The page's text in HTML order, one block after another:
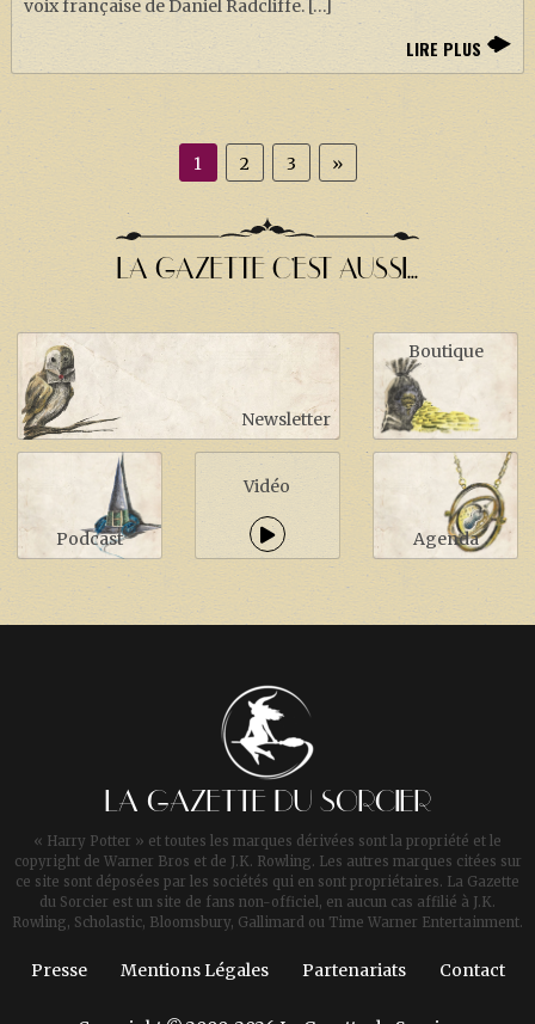
voix française de Daniel Radcliffe. […]
LIRE PLUS
1 2 3 »
LA GAZETTE C'EST AUSSI...
Newsletter
Boutique
Podcast
Vidéo
Agenda
LA GAZETTE DU SORCIER
« Harry Potter » et toutes les marques dérivées sont la propriété et le
copyright de Warner Bros et de J.K. Rowling. Les autres marques citées sur
ce site sont déposées par les sociétés qui en sont propriétaires. La Gazette
du Sorcier est un site de fans non-officiel, en aucun cas affilié à J.K.
Rowling, Scholastic, Bloomsbury, Gallimard ou Time Warner Entertainment.
Presse Mentions Légales Partenariats Contact